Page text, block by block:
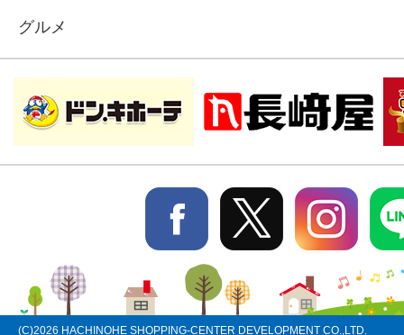
グルメ
(C)2026 HACHINOHE SHOPPING-CENTER DEVELOPMENT CO.,LTD.